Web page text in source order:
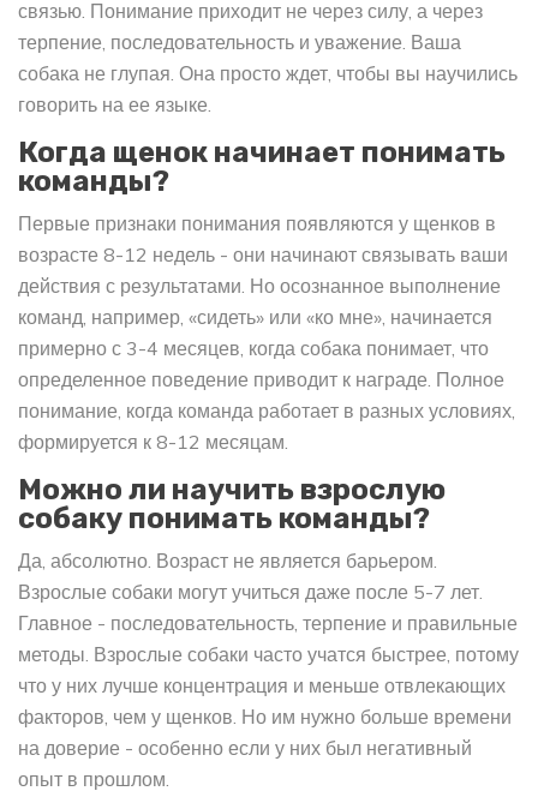
связью. Понимание приходит не через силу, а через
терпение, последовательность и уважение. Ваша
собака не глупая. Она просто ждет, чтобы вы научились
говорить на ее языке.
Когда щенок начинает понимать
команды?
Первые признаки понимания появляются у щенков в
возрасте 8-12 недель - они начинают связывать ваши
действия с результатами. Но осознанное выполнение
команд, например, «сидеть» или «ко мне», начинается
примерно с 3-4 месяцев, когда собака понимает, что
определенное поведение приводит к награде. Полное
понимание, когда команда работает в разных условиях,
формируется к 8-12 месяцам.
Можно ли научить взрослую
собаку понимать команды?
Да, абсолютно. Возраст не является барьером.
Взрослые собаки могут учиться даже после 5-7 лет.
Главное - последовательность, терпение и правильные
методы. Взрослые собаки часто учатся быстрее, потому
что у них лучше концентрация и меньше отвлекающих
факторов, чем у щенков. Но им нужно больше времени
на доверие - особенно если у них был негативный
опыт в прошлом.